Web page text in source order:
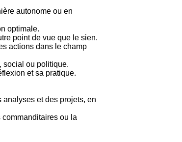
autonome ou en
optimale.
point de vue que le sien.
actions dans le champ
social ou politique.
et sa pratique.
et des projets, en
ou la